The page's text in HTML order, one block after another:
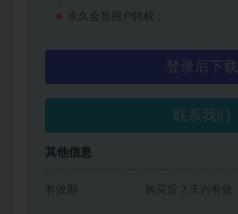
永久会员用户特权：
登录后下载
联系我们
其他信息
有效期 购买后 7 天内有效